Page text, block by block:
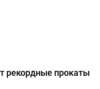
рекордные прокаты